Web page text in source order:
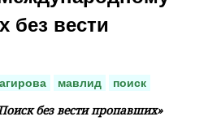
без вести
мавлид поиск
без вести пропавших»